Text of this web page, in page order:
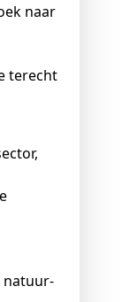
naar
terecht
natuur-